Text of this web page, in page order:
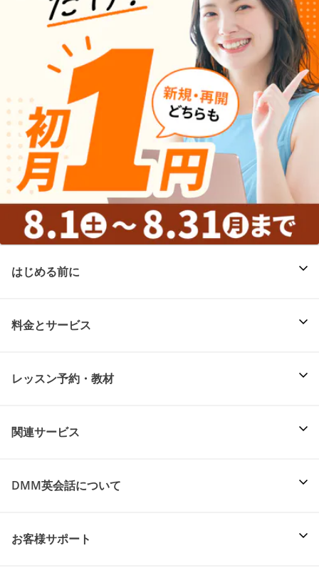
はじめる前に
料金とサービス
レッスン予約・教材
関連サービス
DMM英会話について
お客様サポート